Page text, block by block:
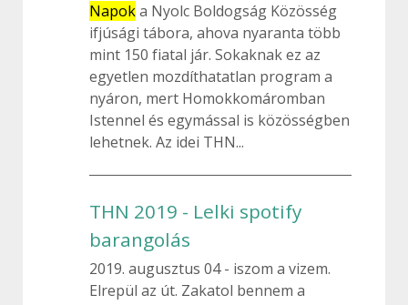
Napoka Nyolc Boldogság Közösség
ifjúsági tábora, ahova nyaranta több
mint 150 fiatal jár. Sokaknak ez az
egyetlen mozdíthatatlan program a
nyáron, mert Homokkomáromban
Istennel és egymással is közösségben
lehetnek. Az idei THN...
THN 2019 - Lelki spotify
barangolás
2019. augusztus 04
iszom a vizem.
Elrepül az út. Zakatol bennem a